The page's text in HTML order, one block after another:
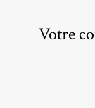
Votre